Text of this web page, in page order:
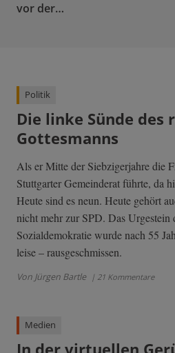
vor der…
Politik
Die linke Sünde des
Gottesmanns
Als er Mitte der Siebzigerjahre die
Stuttgarter Gemeinderat führte, da
Heute sind es neun. Heute gehört
nicht mehr zur SPD. Das Urgestein
Sozialdemokratie wurde nach 55
leise – rausgeschmissen.
Von Jürgen Bartle | 21 Kommentare
Medien